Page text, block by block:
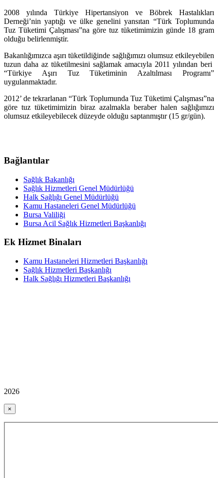
2008 yılında Türkiye Hipertansiyon ve Böbrek Hastalıkları
Derneği’nin yaptığı ve ülke genelini yansıtan “Türk Toplumunda
Tuz Tüketimi Çalışması”na göre tuz tüketimimizin günde 18 gram
olduğu belirlenmiştir.
Bakanlığımızca aşırı tüketildiğinde sağlığımızı olumsuz etkileyebilen
tuzun daha az tüketilmesini sağlamak amacıyla 2011 yılından beri
“Türkiye Aşırı Tuz Tüketiminin Azaltılması Programı”
uygulanmaktadır.
2012’ de tekrarlanan “Türk Toplumunda Tuz Tüketimi Çalışması”na
göre tuz tüketimimizin biraz azalmakla beraber halen sağlığımızı
olumsuz etkileyebilecek düzeyde olduğu saptanmıştır (15 gr/gün).
Bağlantılar
Sağlık Bakanlığı
Sağlık Hizmetleri Genel Müdürlüğü
Halk Sağlığı Genel Müdürlüğü
Kamu Hastaneleri Genel Müdürlüğü
Bursa Valiliği
Bursa Acil Sağlık Hizmetleri Başkanlığı
Ek Hizmet Binaları
Kamu Hastaneleri Hizmetleri Başkanlığı
Sağlık Hizmetleri Başkanlığı
Halk Sağlığı Hizmetleri Başkanlığı
2026
×